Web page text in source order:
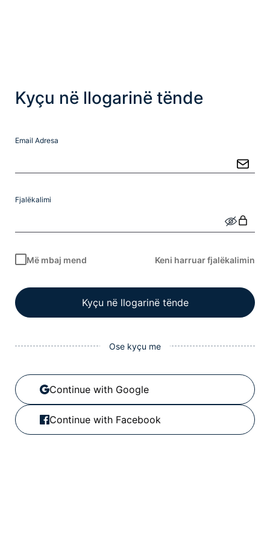
Kyçu në llogarinë tënde
Email Adresa
Fjalëkalimi
Më mbaj mend Keni harruar fjalëkalimin
Kyçu në llogarinë tënde
Ose kyçu me
Continue with Google
Continue with Facebook